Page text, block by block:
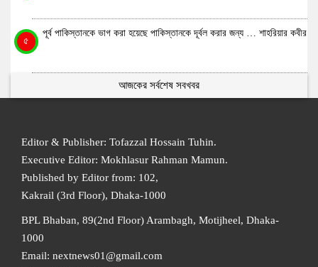
৫
পূর্ব পাকিস্তানকে ভাগ করা হয়েছে পাকিস্তানকে দূর্বল করার জন্য … শাহরিয়ার কবীর
আজকের সর্বশেষ সবখবর
Editor & Publisher: Tofazzal Hossain Tuhin.
Executive Editor: Mokhlasur Rahman Mamun.
Published by Editor from: 102,
Kakrail (3rd Floor), Dhaka-1000
BPL Bhaban, 89(2nd Floor) Arambagh, Motijheel, Dhaka-
1000
Email: nextnews01@gmail.com